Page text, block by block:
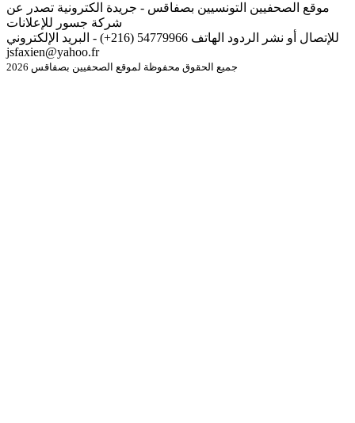
موقع الصحفيين التونسيين بصفاقس - جريدة الكترونية تصدر عن
شركة جسور للإعلانات
للإتصال أو نشر الردود الهاتف 54779966 (216+) - البريد الإلكتروني
jsfaxien@yahoo.fr
جميع الحقوق محفوظة لموقع الصحفيين بصفاقس 2026